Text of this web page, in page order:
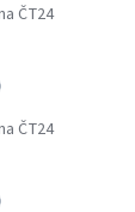
ČT24
ČT24